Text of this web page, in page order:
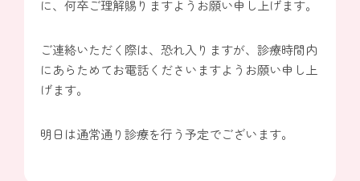
に、何卒ご理解賜りますようお願い申し上げます。
ご連絡いただく際は、恐れ入りますが、診療時間内
にあらためてお電話くださいますようお願い申し上
げます。
明日は通常通り診療を行う予定でございます。